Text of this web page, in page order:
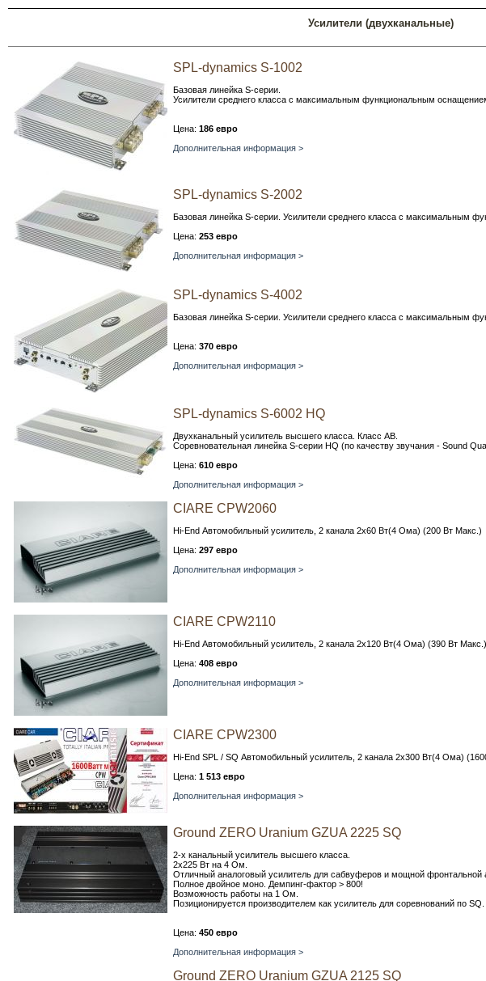
Усилители (двухканальные)
SPL-dynamics S-1002
Базовая линейка S-серии.
Усилители среднего класса с максимальным функциональным
Цена: 186 евро
Дополнительная информация >
SPL-dynamics S-2002
Базовая линейка S-серии. Усилители среднего класса с максимальным
Цена: 253 евро
Дополнительная информация >
SPL-dynamics S-4002
Базовая линейка S-серии. Усилители среднего класса с максимальным
Цена: 370 евро
Дополнительная информация >
SPL-dynamics S-6002 HQ
Двухканальный усилитель высшего класса. Класс АВ.
Соревновательная линейка S-серии HQ (по качеству звучания - Sound
Цена: 610 евро
Дополнительная информация >
CIARE CPW2060
Hi-End Автомобильный усилитель, 2 канала 2х60 Вт(4 Ома) (200 Вт Макс.)
Цена: 297 евро
Дополнительная информация >
CIARE CPW2110
Hi-End Автомобильный усилитель, 2 канала 2х120 Вт(4 Ома) (390 Вт Макс.)
Цена: 408 евро
Дополнительная информация >
CIARE CPW2300
Hi-End SPL / SQ Автомобильный усилитель, 2 канала 2х300 Вт(4 Ома)
Цена: 1 513 евро
Дополнительная информация >
Ground ZERO Uranium GZUA 2225 SQ
2-х канальный усилитель высшего класса.
2х225 Вт на 4 Ом.
Отличный аналоговый усилитель для сабвуферов и мощной фронтальной
Полное двойное моно. Демпинг-фактор > 800!
Возможность работы на 1 Ом.
Позиционируется производителем как усилитель для соревнований по SQ.
Цена: 450 евро
Дополнительная информация >
Ground ZERO Uranium GZUA 2125 SQ